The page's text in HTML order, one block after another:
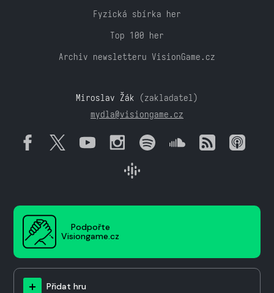
Fyzická sbírka her
Top 100 her
Archiv newsletteru VisionGame.cz
Miroslav Žák (zakladatel)
mydla@visiongame.cz
Podpořte
Visiongame.cz
Přidat hru